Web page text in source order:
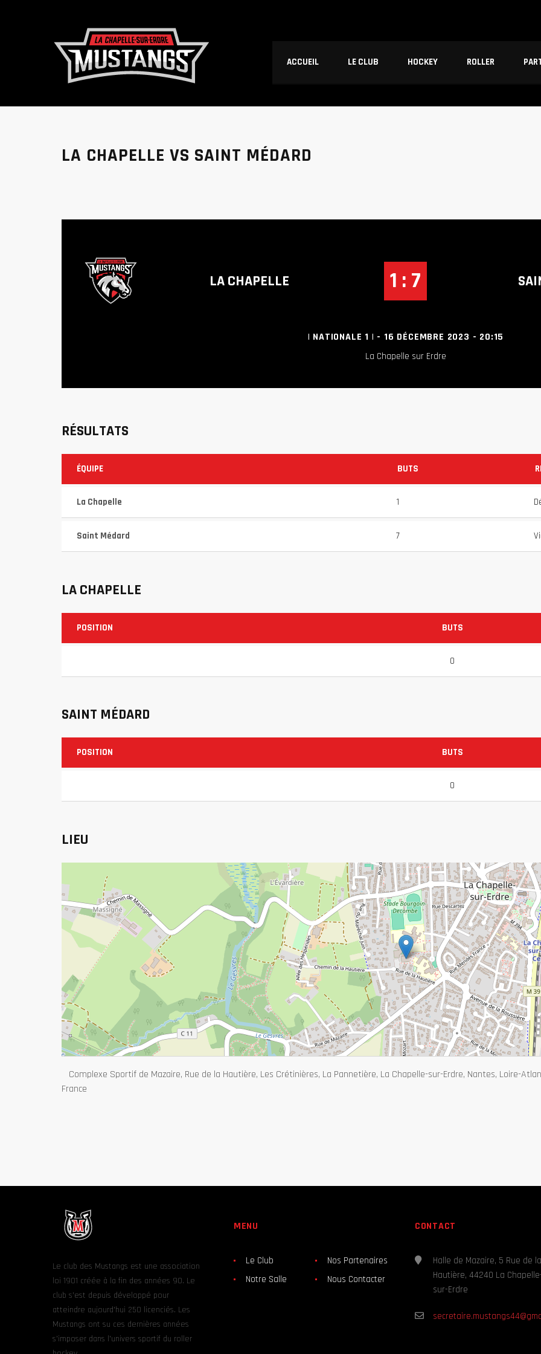
ACCUEIL LE CLUB HOCKEY ROLLER
LA CHAPELLE VS SAINT MÉDARD
LA CHAPELLE 1 : 7
| NATIONALE 1 | - 16 DÉCEMBRE 2023 - 20:15
La Chapelle sur Erdre
RÉSULTATS
ÉQUIPE BUTS
La Chapelle 1
Saint Médard 7
LA CHAPELLE
POSITION BUTS
0
SAINT MÉDARD
POSITION BUTS
0
LIEU
Complexe Sportif de Mazaire, Rue de la Hautière, Les Crétinières, La Pannetière, La Chapelle-sur-Erdre, Nantes, Loire-
France
Le club des Mustangs est une association
loi 1901 créée à la fin des années 90. Le
club s’est depuis développé pour
atteindre aujourd’hui 250 licenciés. Les
Mustangs ont su ces dernières années
s’imposer dans l’univers sportif du roller
MENU
Le Club
Nos Partenaires
Notre Salle
Nous Contacter
CONTACT
Halle de Mazaire, 5 Rue de la
Hautière, 44240 La
sur-Erdre